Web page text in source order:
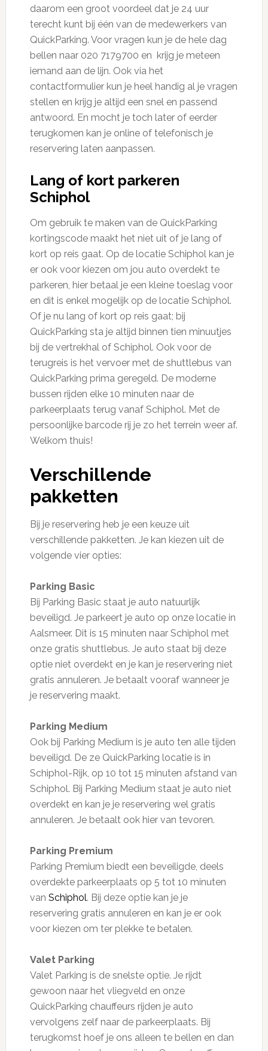
daarom een groot voordeel dat je 24 uur
terecht kunt bij één van de medewerkers van
QuickParking. Voor vragen kun je de hele dag
bellen naar 020 7179700 en krijg je meteen
iemand aan de lijn. Ook via het
contactformulier kun je heel handig al je vragen
stellen en krijg je altijd een snel en passend
antwoord. En mocht je toch later of eerder
terugkomen kan je online of telefonisch je
reservering laten aanpassen.
Lang of kort parkeren
Schiphol
Om gebruik te maken van de QuickParking
kortingscode maakt het niet uit of je lang of
kort op reis gaat. Op de locatie Schiphol kan je
er ook voor kiezen om jou auto overdekt te
parkeren, hier betaal je een kleine toeslag voor
en dit is enkel mogelijk op de locatie Schiphol.
Of je nu lang of kort op reis gaat; bij
QuickParking sta je altijd binnen tien minuutjes
bij de vertrekhal of Schiphol. Ook voor de
terugreis is het vervoer met de shuttlebus van
QuickParking prima geregeld. De moderne
bussen rijden elke 10 minuten naar de
parkeerplaats terug vanaf Schiphol. Met de
persoonlijke barcode rij je zo het terrein weer af.
Welkom thuis!
Verschillende
pakketten
Bij je reservering heb je een keuze uit
verschillende pakketten. Je kan kiezen uit de
volgende vier opties:
Parking Basic
Bij Parking Basic staat je auto natuurlijk
beveiligd. Je parkeert je auto op onze locatie in
Aalsmeer. Dit is 15 minuten naar Schiphol met
onze gratis shuttlebus. Je auto staat bij deze
optie niet overdekt en je kan je reservering niet
gratis annuleren. Je betaalt vooraf wanneer je
je reservering maakt.
Parking Medium
Ook bij Parking Medium is je auto ten alle tijden
beveiligd. De ze QuickParking locatie is in
Schiphol-Rijk, op 10 tot 15 minuten afstand van
Schiphol. Bij Parking Medium staat je auto niet
overdekt en kan je je reservering wel gratis
annuleren. Je betaalt ook hier van tevoren.
Parking Premium
Parking Premium biedt een beveiligde, deels
overdekte parkeerplaats op 5 tot 10 minuten
van Schiphol. Bij deze optie kan je je
reservering gratis annuleren en kan je er ook
voor kiezen om ter plekke te betalen.
Valet Parking
Valet Parking is de snelste optie. Je rijdt
gewoon naar het vliegveld en onze
QuickParking chauffeurs rijden je auto
vervolgens zelf naar de parkeerplaats. Bij
terugkomst hoef je ons alleen te bellen en dan